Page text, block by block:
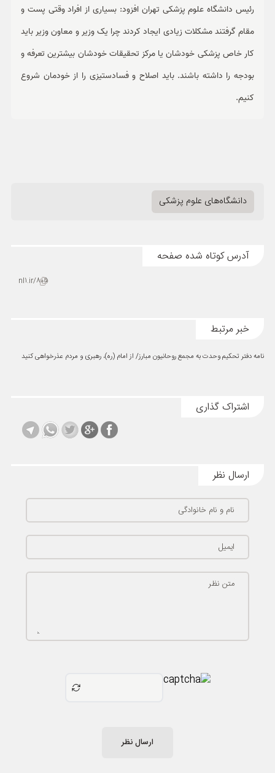
رئیس دانشگاه علوم پزشکی تهران افزود: بسیاری از افراد وقتی پست و
مقام گرفتند مشکلات زیادی ایجاد کردند چرا یک وزیر و معاون وزیر باید
کار خاص پزشکی خودشان یا مرکز تحقیقات خودشان بیشترین تعرفه و
بودجه را داشته باشند. باید اصلاح و فسادستیزی را از خودمان شروع
کنیم.
دانشگاه‌های علوم پزشکی
آدرس کوتاه شده صفحه
nl1.ir/805
خبر مرتبط
نامه دفتر تحکیم وحدت به مجمع روحانیون مبارز/ از امام (ره)، رهبری و مردم عذرخواهی کنید
اشتراک گذاری
ارسال نظر
نام و نام خانوادگی
ایمیل
متن نظر
ارسال نظر